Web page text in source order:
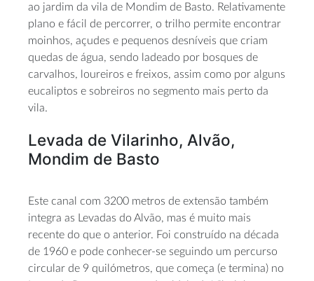
ao jardim da vila de Mondim de Basto. Relativamente
plano e fácil de percorrer, o trilho permite encontrar
moinhos, açudes e pequenos desníveis que criam
quedas de água, sendo ladeado por bosques de
carvalhos, loureiros e freixos, assim como por alguns
eucaliptos e sobreiros no segmento mais perto da
vila.
Levada de Vilarinho, Alvão,
Mondim de Basto
Este canal com 3200 metros de extensão também
integra as Levadas do Alvão, mas é muito mais
recente do que o anterior. Foi construído na década
de 1960 e pode conhecer-se seguindo um percurso
circular de 9 quilómetros, que começa (e termina) no